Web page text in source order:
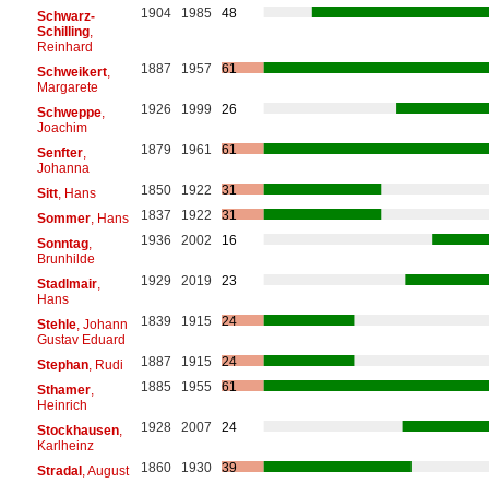
Schwarz-
Schilling,
Reinhard
1904 1985 48
Schweikert,
Margarete
1887 1957 61
Schweppe,
Joachim
1926 1999 26
Senfter,
Johanna
1879 1961 61
Sitt, Hans 1850 1922
31
Sommer, Hans 1837 1922
31
Sonntag,
Brunhilde
1936 2002 16
Stadlmair,
Hans
1929 2019 23
Stehle, Johann
Gustav Eduard
1839 1915 24
Stephan, Rudi 1887 1915
24
Sthamer,
Heinrich
1885 1955 61
Stockhausen,
Karlheinz
1928 2007 24
Stradal, August 1860 1930
39